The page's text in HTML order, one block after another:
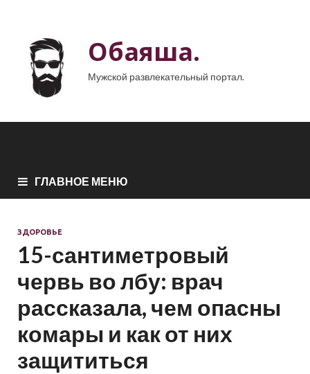
Обаяша.
Мужской развлекательный портал.
ГЛАВНОЕ МЕНЮ
ЗДОРОВЬЕ
15-сантиметровый
червь во лбу: врач
рассказала, чем опасны
комары и как от них
защититься